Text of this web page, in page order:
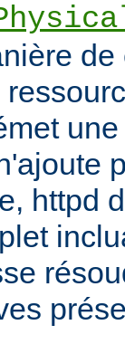
httpd